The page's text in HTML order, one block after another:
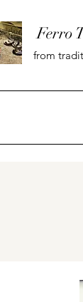
Ferro
from